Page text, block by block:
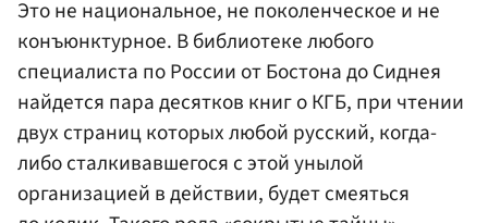
Это не национальное, не поколенческое и не
конъюнктурное. В библиотеке любого
специалиста по России от Бостона до Сиднея
найдется пара десятков книг о КГБ, при чтении
двух страниц которых любой русский, когда-
либо сталкивавшегося с этой унылой
организацией в действии, будет смеяться